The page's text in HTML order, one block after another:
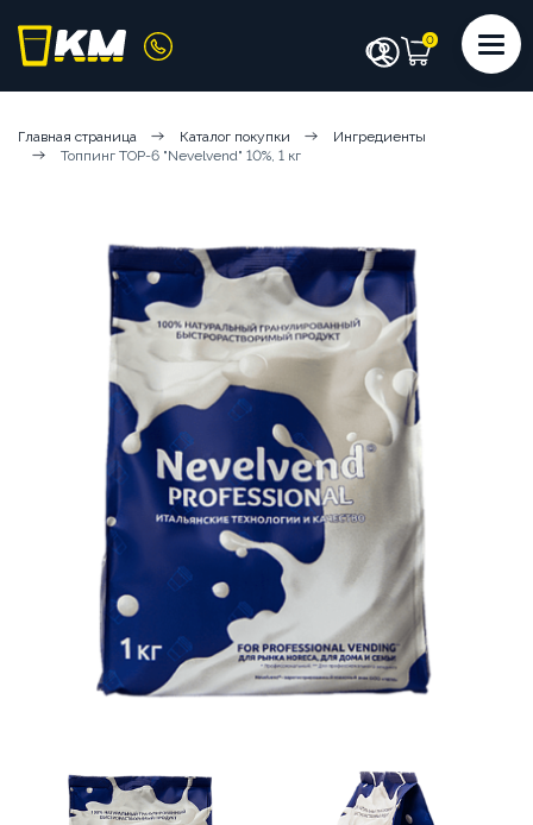
КОФЕ
АКСЕССУАРЫ БАРИСТА
ПОСУДА И КРЫШКИ ЧАЙ
АРЕНДА КОФЕМАШИН
КОФЕМАШИНЫ НА СУХИХ ИНГРЕДИЕНТАХ
КОФЕМАШИНЫ НА ЦЕЛЬНОМ МОЛОКЕ
ТРАДИЦИОННЫЕ ЭСПРЕССО-МАШИНЫ
О НАС
СЕРВИСНЫЙ ЦЕНТР
Главная страница Каталог покупки
Ингредиенты
Топпинг ТОР-6 "Nevelvend" 10%, 1 кг